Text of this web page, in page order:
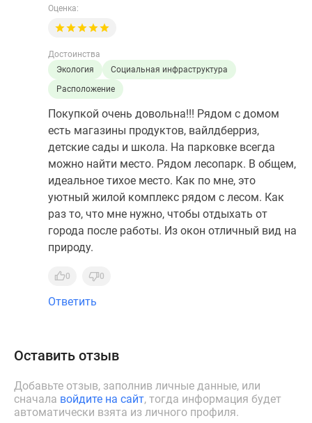
Оценка:
Достоинства
Экология
Социальная инфраструктура
Расположение
Покупкой очень довольна!!! Рядом с домом
есть магазины продуктов, вайлдберриз,
детские сады и школа. На парковке всегда
можно найти место. Рядом лесопарк. В общем,
идеальное тихое место. Как по мне, это
уютный жилой комплекс рядом с лесом. Как
раз то, что мне нужно, чтобы отдыхать от
города после работы. Из окон отличный вид на
природу.
0 0
Ответить
Оставить отзыв
Добавьте отзыв, заполнив личные данные, или
сначала войдите на сайт, тогда информация будет
автоматически взята из личного профиля.